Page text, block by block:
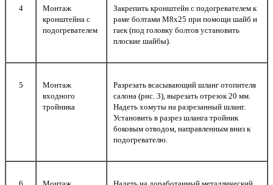
4
Монтаж
кронштейна с
подогревателем
Закрепить кронштейн с подогревателем к
раме болтами М8х25 при помощи шайб и
гаек (под головку болтов установить
плоские шайбы).
5
Монтаж
входного
тройника
Разрезать всасывающий шланг отопителя
салона (рис. 3), вырезать отрезок 20 мм.
Надеть хомуты на разрезанный шланг.
Установить в разрез шланга тройник
боковым отводом, направленным вниз к
подогревателю.